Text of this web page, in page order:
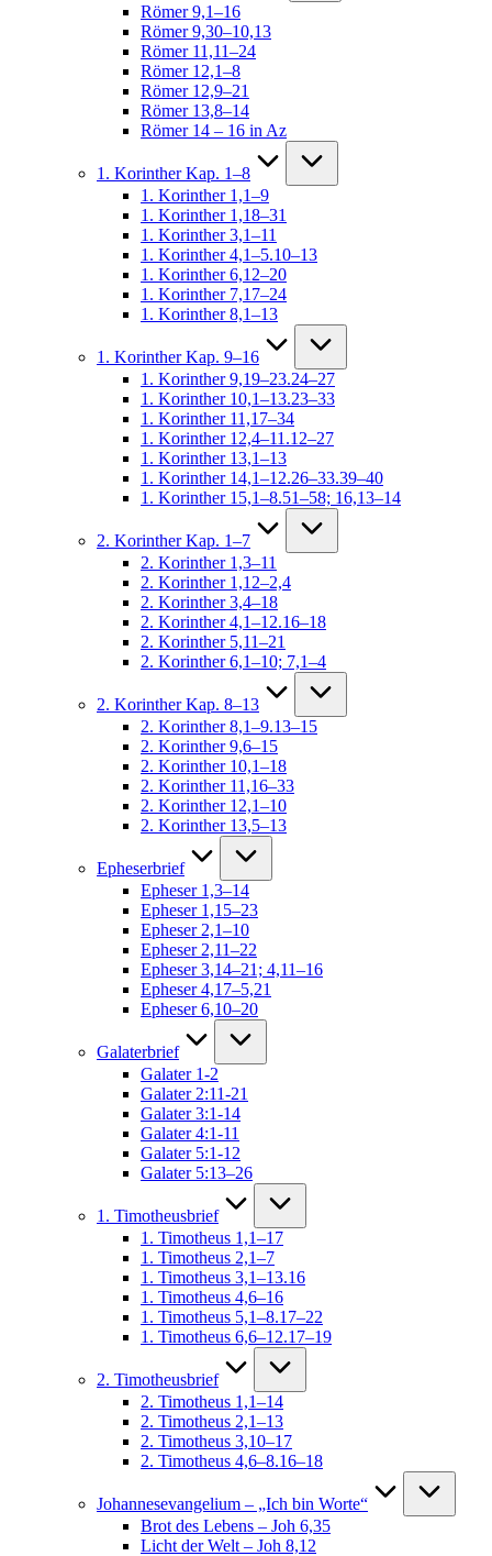
Römer 9,1–16
Römer 9,30–10,13
Römer 11,11–24
Römer 12,1–8
Römer 12,9–21
Römer 13,8–14
Römer 14 – 16 in Az
1. Korinther Kap. 1–8
1. Korinther 1,1–9
1. Korinther 1,18–31
1. Korinther 3,1–11
1. Korinther 4,1–5.10–13
1. Korinther 6,12–20
1. Korinther 7,17–24
1. Korinther 8,1–13
1. Korinther Kap. 9–16
1. Korinther 9,19–23.24–27
1. Korinther 10,1–13.23–33
1. Korinther 11,17–34
1. Korinther 12,4–11.12–27
1. Korinther 13,1–13
1. Korinther 14,1–12.26–33.39–40
1. Korinther 15,1–8.51–58; 16,13–14
2. Korinther Kap. 1–7
2. Korinther 1,3–11
2. Korinther 1,12–2,4
2. Korinther 3,4–18
2. Korinther 4,1–12.16–18
2. Korinther 5,11–21
2. Korinther 6,1–10; 7,1–4
2. Korinther Kap. 8–13
2. Korinther 8,1–9.13–15
2. Korinther 9,6–15
2. Korinther 10,1–18
2. Korinther 11,16–33
2. Korinther 12,1–10
2. Korinther 13,5–13
Epheserbrief
Epheser 1,3–14
Epheser 1,15–23
Epheser 2,1–10
Epheser 2,11–22
Epheser 3,14–21; 4,11–16
Epheser 4,17–5,21
Epheser 6,10–20
Galaterbrief
Galater 1-2
Galater 2:11-21
Galater 3:1-14
Galater 4:1-11
Galater 5:1-12
Galater 5:13–26
1. Timotheusbrief
1. Timotheus 1,1–17
1. Timotheus 2,1–7
1. Timotheus 3,1–13.16
1. Timotheus 4,6–16
1. Timotheus 5,1–8.17–22
1. Timotheus 6,6–12.17–19
2. Timotheusbrief
2. Timotheus 1,1–14
2. Timotheus 2,1–13
2. Timotheus 3,10–17
2. Timotheus 4,6–8.16–18
Johannesevangelium – „Ich bin Worte“
Brot des Lebens – Joh 6,35
Licht der Welt – Joh 8,12